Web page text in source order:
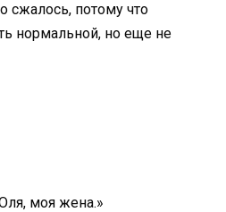
сжалось, потому что
нормальной, но еще не
моя жена.»